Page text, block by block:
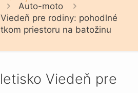
Auto-moto
pre rodiny: pohodlné
priestoru na batožinu
Viedeň pre